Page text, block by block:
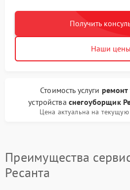
Получить
Наши цены
Стоимость услуги ремонт
устройства снегоуборщик
Цена актуальна на
Преимущества
Ресанта